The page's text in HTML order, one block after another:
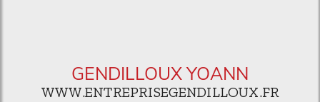
GENDILLOUX YOANN
WWW.ENTREPRISEGENDILLOUX.FR